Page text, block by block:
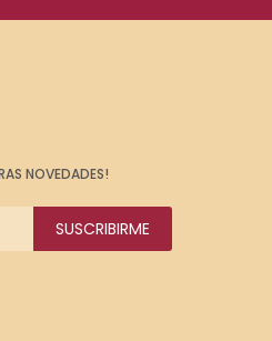
NOVEDADES!
SUSCRIBIRME